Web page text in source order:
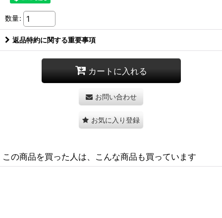
数量:
返品特約に関する重要事項
カートに入れる
お問い合わせ
お気に入り登録
この商品を買った人は、こんな商品も買っています